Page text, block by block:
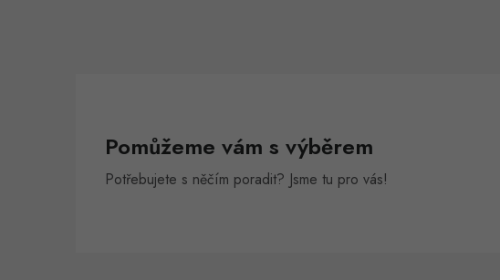
Pomůžeme vám s výběrem
Potřebujete s něčím poradit? Jsme tu pro vás!